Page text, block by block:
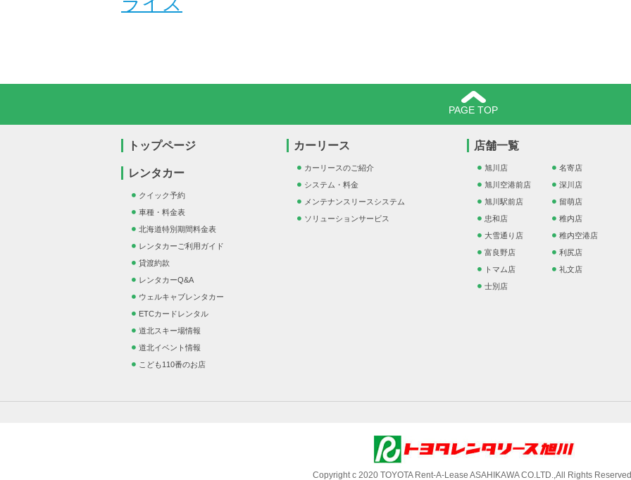
PAGE TOP
トップページ
レンタカー
クイック予約
車種・料金表
北海道特別期間料金表
レンタカーご利用ガイド
貸渡約款
レンタカーQ&A
ウェルキャブレンタカー
ETCカードレンタル
道北スキー場情報
道北イベント情報
こども110番のお店
カーリース
カーリースのご紹介
システム・料金
メンテナンスリースシステム
ソリューションサービス
店舗一覧
旭川店
旭川空港前店
旭川駅前店
忠和店
大雪通り店
富良野店
トマム店
士別店
名寄店
深川店
留萌店
稚内店
稚内空港店
利尻店
礼文店
Copyright c 2020 TOYOTA Rent-A-Lease ASAHIKAWA CO.LTD.,All Rights